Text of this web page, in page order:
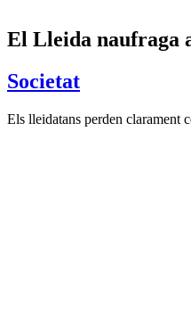
El Lleida naufraga
Societat
Els lleidatans perden clarament